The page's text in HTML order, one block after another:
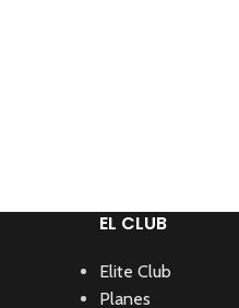
EL CLUB
Elite Club
Planes